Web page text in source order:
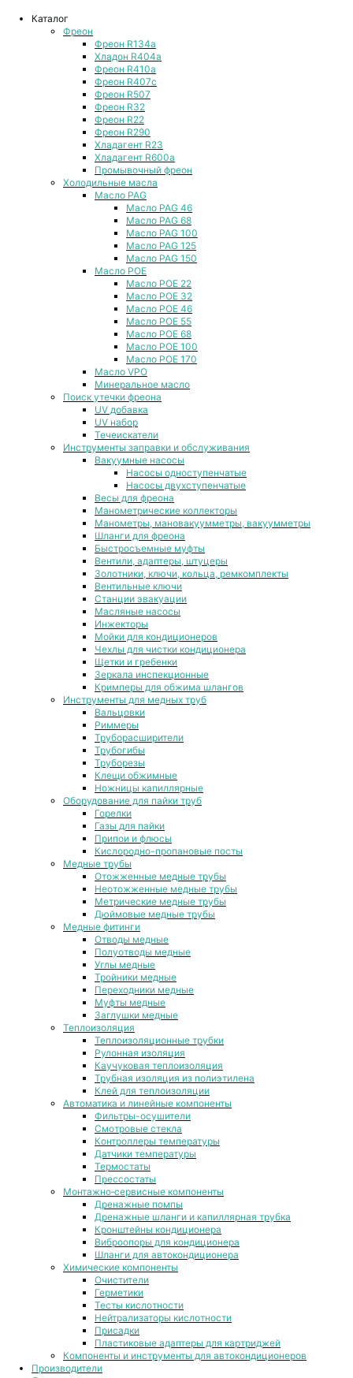
Каталог
Фреон
Фреон R134a
Хладон R404a
Фреон R410a
Фреон R407с
Фреон R507
Фреон R32
Фреон R22
Фреон R290
Хладагент R23
Хладагент R600a
Промывочный фреон
Холодильные масла
Масло PAG
Масло PAG 46
Масло PAG 68
Масло PAG 100
Масло PAG 125
Масло PAG 150
Масло POE
Масло POE 22
Масло POE 32
Масло POE 46
Масло POE 55
Масло POE 68
Масло POE 100
Масло POE 170
Масло VPO
Минеральное масло
Поиск утечки фреона
UV добавка
UV набор
Течеискатели
Инструменты заправки и обслуживания
Вакуумные насосы
Насосы одноступенчатые
Насосы двухступенчатые
Весы для фреона
Манометрические коллекторы
Манометры, мановакуумметры, вакуумметры
Шланги для фреона
Быстросъемные муфты
Вентили, адаптеры, штуцеры
Золотники, ключи, кольца, ремкомплекты
Вентильные ключи
Станции эвакуации
Масляные насосы
Инжекторы
Мойки для кондиционеров
Чехлы для чистки кондиционера
Щетки и гребенки
Зеркала инспекционные
Кримперы для обжима шлангов
Инструменты для медных труб
Вальцовки
Риммеры
Труборасширители
Трубогибы
Труборезы
Клещи обжимные
Ножницы капиллярные
Оборудование для пайки труб
Горелки
Газы для пайки
Припои и флюсы
Кислородно-пропановые посты
Медные трубы
Отожженные медные трубы
Неотожженные медные трубы
Метрические медные трубы
Дюймовые медные трубы
Медные фитинги
Отводы медные
Полуотводы медные
Углы медные
Тройники медные
Переходники медные
Муфты медные
Заглушки медные
Теплоизоляция
Теплоизоляционные трубки
Рулонная изоляция
Каучуковая теплоизоляция
Трубная изоляция из полиэтилена
Клей для теплоизоляции
Автоматика и линейные компоненты
Фильтры-осушители
Смотровые стекла
Контроллеры температуры
Датчики температуры
Термостаты
Прессостаты
Монтажно‑сервисные компоненты
Дренажные помпы
Дренажные шланги и капиллярная трубка
Кронштейны кондиционера
Виброопоры для кондиционера
Шланги для автокондиционера
Химические компоненты
Очистители
Герметики
Тесты кислотности
Нейтрализаторы кислотности
Присадки
Пластиковые адаптеры для картриджей
Компоненты и инструменты для автокондиционеров
Производители